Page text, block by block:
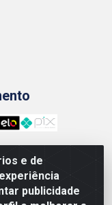
e de
publicidade
0001-54 -
Olinda/PE